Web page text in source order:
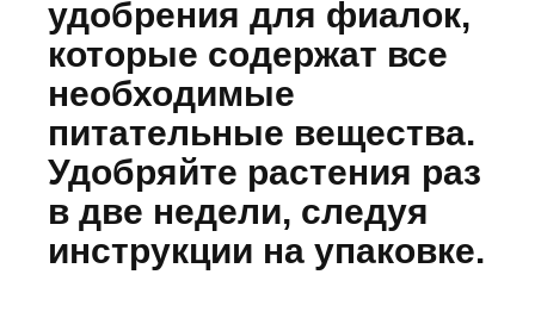
удобрения для фиалок,
которые содержат все
необходимые
питательные вещества.
Удобряйте растения раз
в две недели, следуя
инструкции на упаковке.